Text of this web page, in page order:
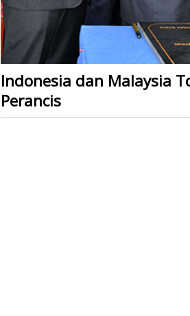
Indonesia dan Malaysia
Perancis